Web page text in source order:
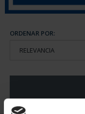
ORDENAR POR: